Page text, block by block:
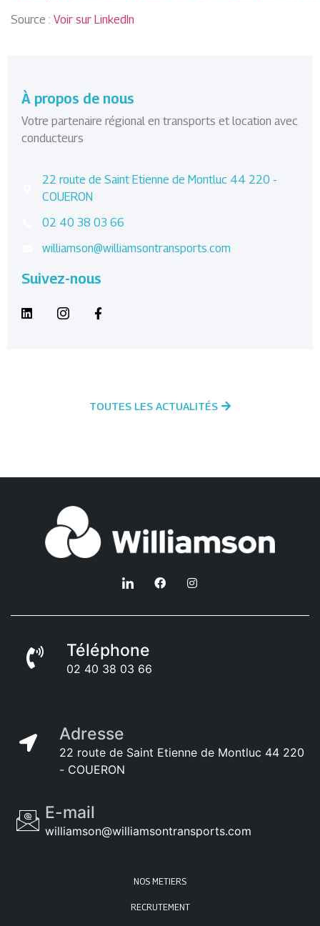
Source : Voir sur LinkedIn
À propos de nous
Votre partenaire régional en transports et location avec
conducteurs
22 route de Saint Etienne de Montluc 44 220 -
COUERON
02 40 38 03 66
williamson@williamsontransports.com
Suivez-nous
TOUTES LES ACTUALITÉS
Téléphone
02 40 38 03 66
Adresse
22 route de Saint Etienne de Montluc 44 220
- COUERON
E-mail
williamson@williamsontransports.com
NOS METIERS
RECRUTEMENT